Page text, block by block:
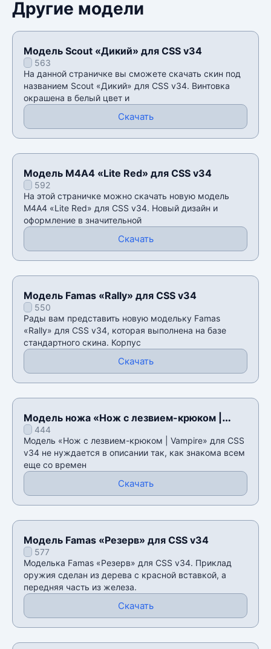
Другие модели
Модель Scout «Дикий» для CSS v34
563
На данной страничке вы сможете скачать скин под
названием Scout «Дикий» для CSS v34. Винтовка
окрашена в белый цвет и
Скачать
Модель М4А4 «Lite Red» для CSS v34
592
На этой страничке можно скачать новую модель
М4А4 «Lite Red» для CSS v34. Новый дизайн и
оформление в значительной
Скачать
Модель Famas «Rally» для CSS v34
550
Рады вам представить новую модельку Famas
«Rally» для CSS v34, которая выполнена на базе
стандартного скина. Корпус
Скачать
Модель ножа «Нож с лезвием-крюком |
Vampire» для CSS v34
444
Модель «Нож с лезвием-крюком | Vampire» для CSS
v34 не нуждается в описании так, как знакома всем
еще со времен
Скачать
Модель Famas «Резерв» для CSS v34
577
Моделька Famas «Резерв» для CSS v34. Приклад
оружия сделан из дерева с красной вставкой, а
передняя часть из железа.
Скачать